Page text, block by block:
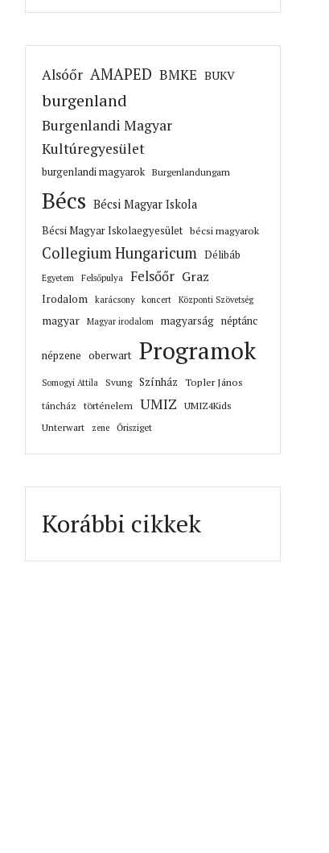
Alsóőr AMAPED BMKE BUKV
burgenland
Burgenlandi Magyar
Kultúregyesület
burgenlandi magyarok Burgenlandungarn
Bécs Bécsi Magyar Iskola
Bécsi Magyar Iskolaegyesület bécsi magyarok
Collegium Hungaricum Délibáb
Egyetem Felsőpulya Felsőőr Graz
Irodalom karácsony koncert Központi Szövetség
magyar Magyar irodalom magyarság néptánc
népzene oberwart Programok
Somogyi Attila Svung Színház Topler János
táncház történelem UMIZ
UMIZ4Kids
Unterwart
zene Őrisziget
Korábbi cikkek